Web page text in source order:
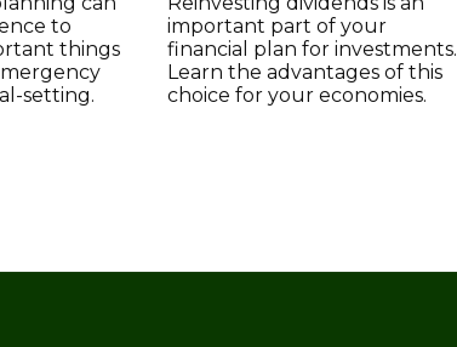
to
things
setting.
important part of your
financial plan for investments.
Learn the advantages of this
choice for your economies.